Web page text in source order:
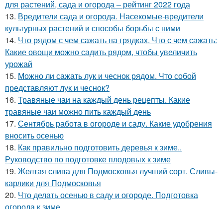
для растений, сада и огорода – рейтинг 2022 года
13. Вредители сада и огорода. Насекомые-вредители
культурных растений и способы борьбы с ними
14. Что рядом с чем сажать на грядках. Что с чем сажать:
Какие овощи можно садить рядом, чтобы увеличить
урожай
15. Можно ли сажать лук и чеснок рядом. Что собой
представляют лук и чеснок?
16. Травяные чаи на каждый день рецепты. Какие
травяные чаи можно пить каждый день
17. Сентябрь работа в огороде и саду. Какие удобрения
вносить осенью
18. Как правильно подготовить деревья к зиме..
Руководство по подготовке плодовых к зиме
19. Желтая слива для Подмосковья лучший сорт. Сливы-
карлики для Подмосковья
20. Что делать осенью в саду и огороде. Подготовка